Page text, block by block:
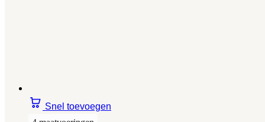
Snel toevoegen